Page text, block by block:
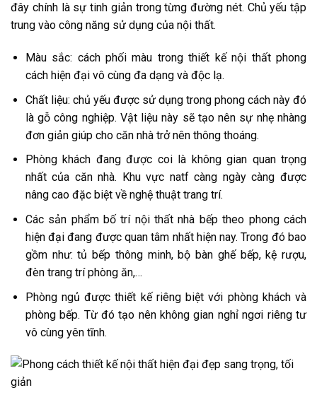
đây chính là sự tinh giản trong từng đường nét. Chủ yếu tập
trung vào công năng sử dụng của nội thất.
Màu sắc: cách phối màu trong thiết kế nội thất phong
cách hiện đại vô cùng đa dạng và độc lạ.
Chất liệu: chủ yếu được sử dụng trong phong cách này đó
là gỗ công nghiệp. Vật liệu này sẽ tạo nên sự nhẹ nhàng
đơn giản giúp cho căn nhà trở nên thông thoáng.
Phòng khách đang được coi là không gian quan trọng
nhất của căn nhà. Khu vực natf càng ngày càng được
nâng cao đặc biệt về nghệ thuật trang trí.
Các sản phẩm bố trí nội thất nhà bếp theo phong cách
hiện đại đang được quan tâm nhất hiện nay. Trong đó bao
gồm như: tủ bếp thông minh, bộ bàn ghế bếp, kệ rượu,
đèn trang trí phòng ăn,…
Phòng ngủ được thiết kế riêng biệt với phòng khách và
phòng bếp. Từ đó tạo nên không gian nghỉ ngơi riêng tư
vô cùng yên tĩnh.